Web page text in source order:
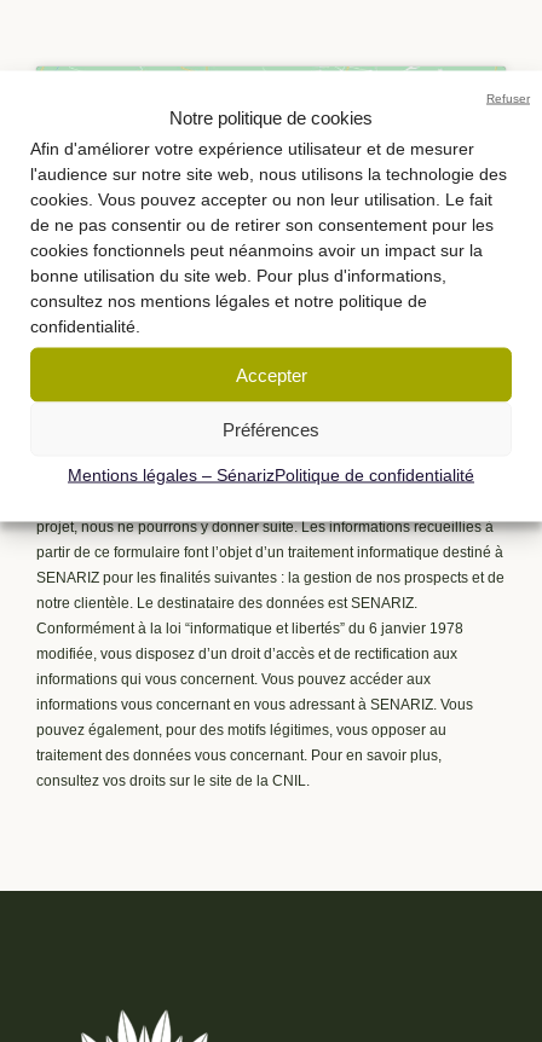
Notre politique de cookies
Afin d'améliorer votre expérience utilisateur et de mesurer
l'audience sur notre site web, nous utilisons la technologie des
cookies. Vous pouvez accepter ou non leur utilisation. Le fait
de ne pas consentir ou de retirer son consentement pour les
cookies fonctionnels peut néanmoins avoir un impact sur la
bonne utilisation du site web. Pour plus d'informations,
consultez nos mentions légales et notre politique de
confidentialité.
Accepter
Refuser
Préférences
Mentions légales – SénarizPolitique de confidentialité
Cliquez pour accepter les cookies
marketing et activer ce contenu
Données personnelles : Les informations marquées d’un* sont
projet, nous ne pourrons y donner suite. Les informations recueillies à
partir de ce formulaire font l’objet d’un traitement informatique destiné à
SENARIZ pour les finalités suivantes : la gestion de nos prospects et de
notre clientèle. Le destinataire des données est SENARIZ.
Conformément à la loi “informatique et libertés” du 6 janvier 1978
modifiée, vous disposez d’un droit d’accès et de rectification aux
informations qui vous concernent. Vous pouvez accéder aux
informations vous concernant en vous adressant à SENARIZ. Vous
pouvez également, pour des motifs légitimes, vous opposer au
traitement des données vous concernant. Pour en savoir plus,
consultez vos droits sur le site de la CNIL.